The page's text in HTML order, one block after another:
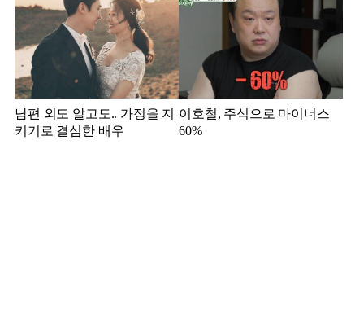
남편 외도 알고도.. 가정을 지
키기로 결심한 배우
이호철, 주식으로 마이너스
60%